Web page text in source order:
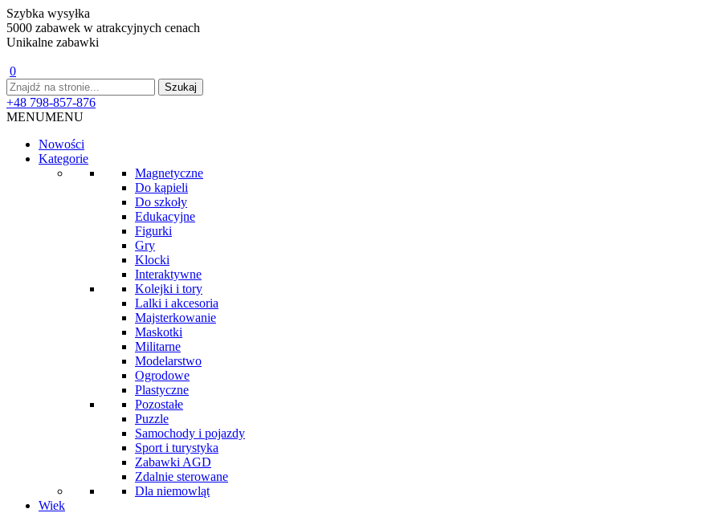
Szybka wysyłka
5000 zabawek w atrakcyjnych cenach
Unikalne zabawki
0
+48 798-857-876
MENUMENU
Nowości
Kategorie
Magnetyczne
Do kąpieli
Do szkoły
Edukacyjne
Figurki
Gry
Klocki
Interaktywne
Kolejki i tory
Lalki i akcesoria
Majsterkowanie
Maskotki
Militarne
Modelarstwo
Ogrodowe
Plastyczne
Pozostałe
Puzzle
Samochody i pojazdy
Sport i turystyka
Zabawki AGD
Zdalnie sterowane
Dla niemowląt
Wiek